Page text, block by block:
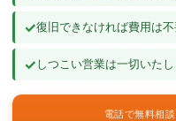
よくあるご質問
✓復旧できなければ費用は
✓しつこい営業は一切いた
電話で無料相